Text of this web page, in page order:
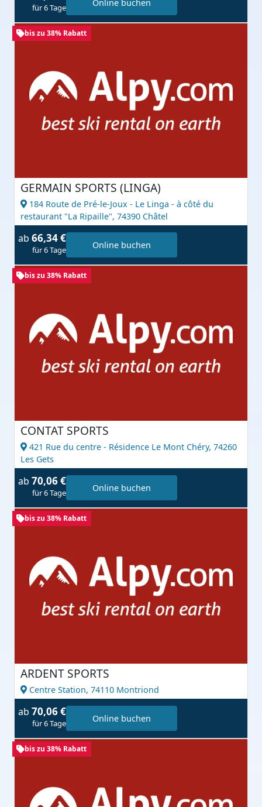
für 6 Tage Online buchen
bis zu 38% Rabatt
GERMAIN SPORTS (LINGA)
184 Route de Pré-le-Joux - Le Linga - à côté du
restaurant "La Ripaille", 74390 Châtel
ab 66,34 €
für 6 Tage Online buchen
bis zu 38% Rabatt
CONTAT SPORTS
421 Rue du centre - Résidence Le Mont Chéry, 74260
Les Gets
ab 70,06 €
für 6 Tage Online buchen
bis zu 38% Rabatt
ARDENT SPORTS
Centre Station, 74110 Montriond
ab 70,06 €
für 6 Tage Online buchen
bis zu 38% Rabatt